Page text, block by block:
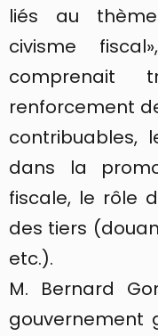
liés au
civisme
comprenait
renforcement
contribuables,
dans la
fiscale, le rôle
des tiers
etc.).
M. Bernard
gouvernement